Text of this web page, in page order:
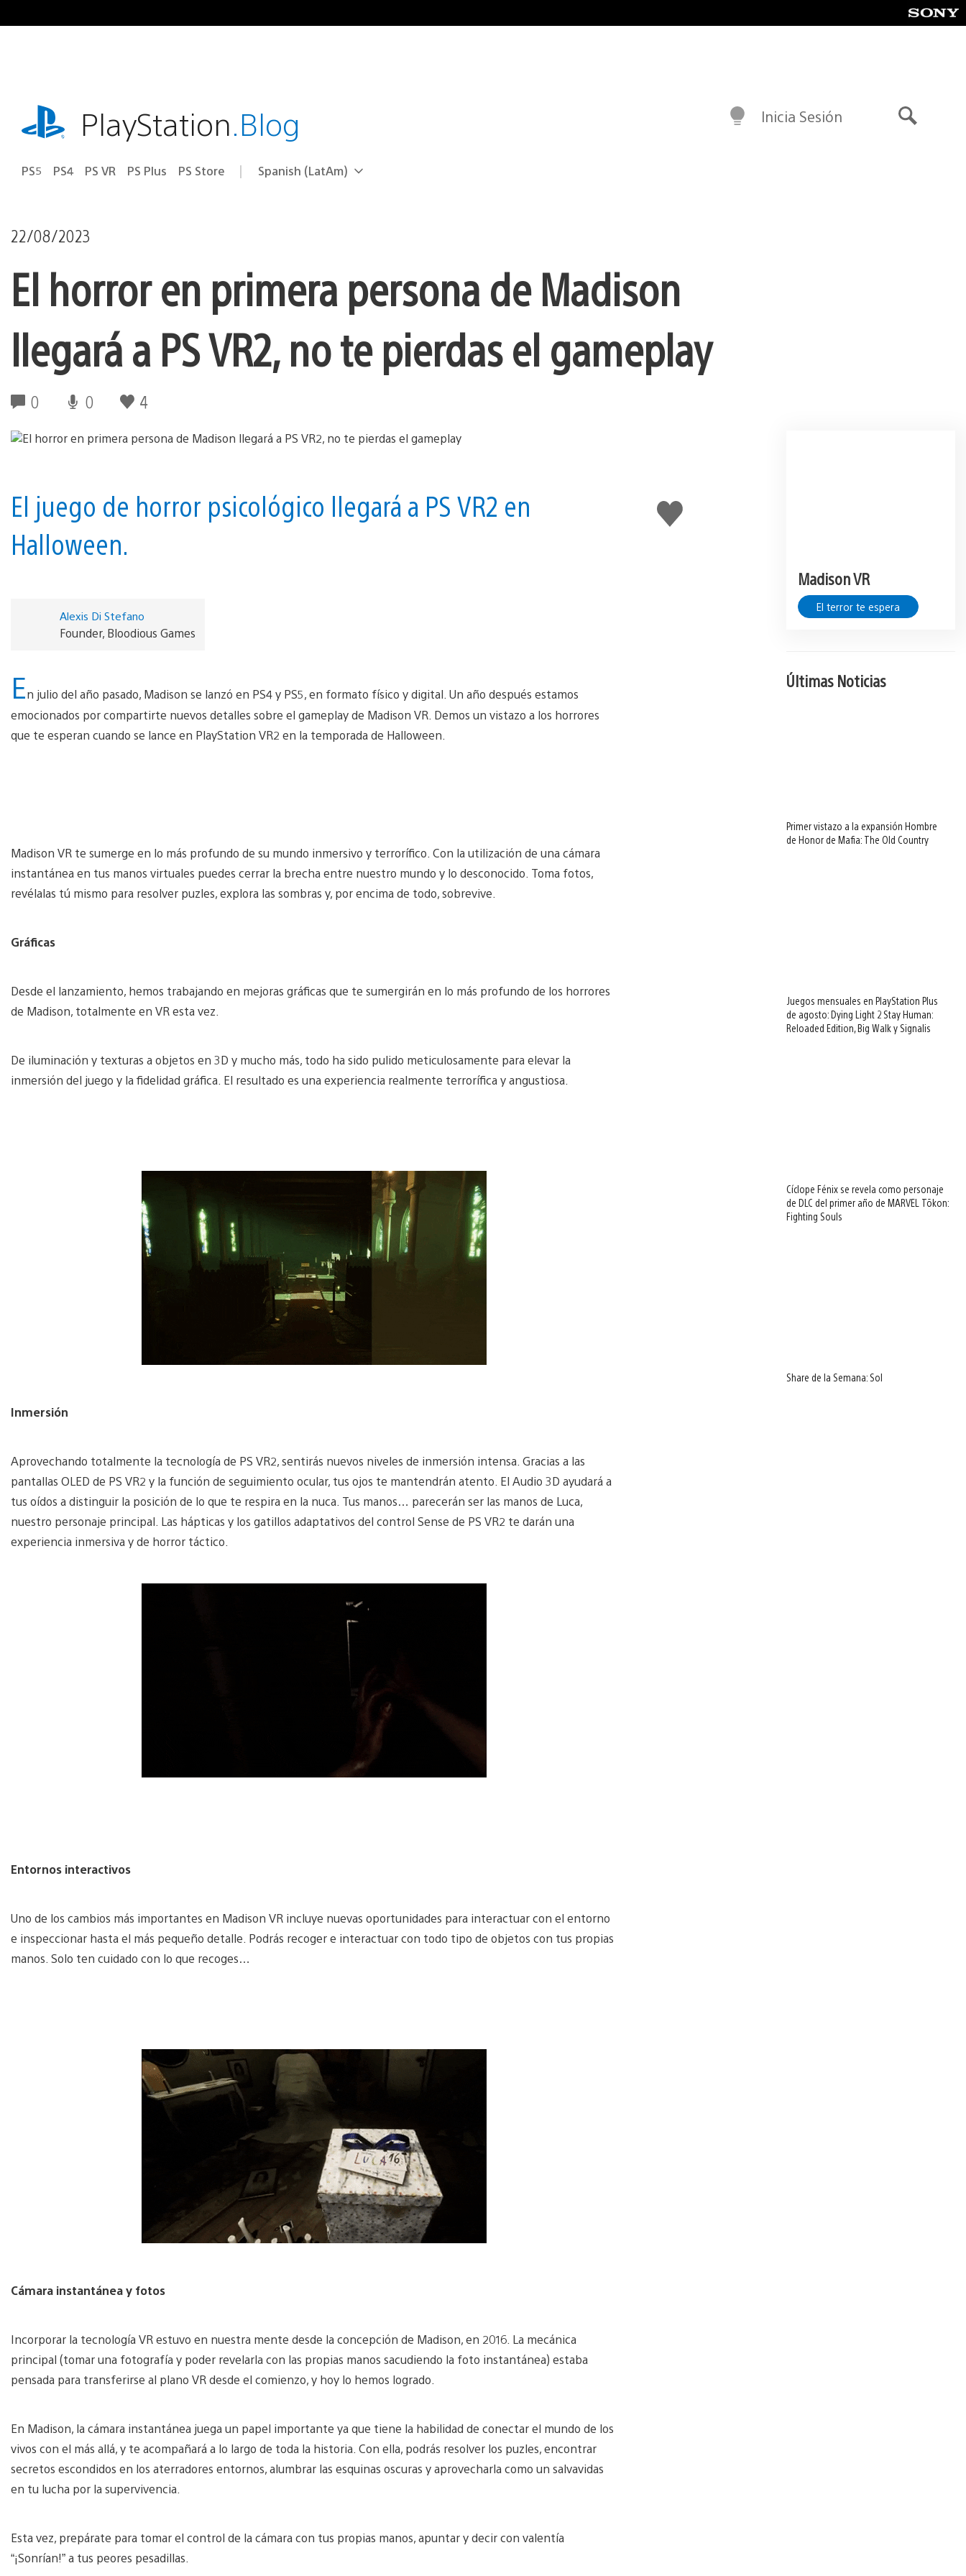
al
playstation.comPlayStation.Blog
PS5 PS4 PS VR PS Plus PS Store Elige
Región
Spanish (LatAm)
Inicia Sesión
22/08/2023
El horror en primera persona de Madison
llegará a PS VR2, no te pierdas el gameplay
0 0 4
Me
gusta
El juego de horror psicológico llegará a PS VR2 en
Halloween.
Alexis Di Stefano
Founder, Bloodious Games
En julio del año pasado, Madison se lanzó en PS4 y PS5, en formato físico y digital. Un año después estamos
emocionados por compartirte nuevos detalles sobre el gameplay de Madison VR. Demos un vistazo a los horrores
que te esperan cuando se lance en PlayStation VR2 en la temporada de Halloween.
Madison VR te sumerge en lo más profundo de su mundo inmersivo y terrorífico. Con la utilización de una cámara
instantánea en tus manos virtuales puedes cerrar la brecha entre nuestro mundo y lo desconocido. Toma fotos,
revélalas tú mismo para resolver puzles, explora las sombras y, por encima de todo, sobrevive.
Gráficas
Desde el lanzamiento, hemos trabajando en mejoras gráficas que te sumergirán en lo más profundo de los horrores
de Madison, totalmente en VR esta vez.
De iluminación y texturas a objetos en 3D y mucho más, todo ha sido pulido meticulosamente para elevar la
inmersión del juego y la fidelidad gráfica. El resultado es una experiencia realmente terrorífica y angustiosa.
Inmersión
Aprovechando totalmente la tecnología de PS VR2, sentirás nuevos niveles de inmersión intensa. Gracias a las
pantallas OLED de PS VR2 y la función de seguimiento ocular, tus ojos te mantendrán atento. El Audio 3D ayudará a
tus oídos a distinguir la posición de lo que te respira en la nuca. Tus manos… parecerán ser las manos de Luca,
nuestro personaje principal. Las hápticas y los gatillos adaptativos del control Sense de PS VR2 te darán una
experiencia inmersiva y de horror táctico.
Entornos interactivos
Uno de los cambios más importantes en Madison VR incluye nuevas oportunidades para interactuar con el entorno
e inspeccionar hasta el más pequeño detalle. Podrás recoger e interactuar con todo tipo de objetos con tus propias
manos. Solo ten cuidado con lo que recoges…
Cámara instantánea y fotos
Incorporar la tecnología VR estuvo en nuestra mente desde la concepción de Madison, en 2016. La mecánica
principal (tomar una fotografía y poder revelarla con las propias manos sacudiendo la foto instantánea) estaba
pensada para transferirse al plano VR desde el comienzo, y hoy lo hemos logrado.
En Madison, la cámara instantánea juega un papel importante ya que tiene la habilidad de conectar el mundo de los
vivos con el más allá, y te acompañará a lo largo de toda la historia. Con ella, podrás resolver los puzles, encontrar
secretos escondidos en los aterradores entornos, alumbrar las esquinas oscuras y aprovecharla como un salvavidas
en tu lucha por la supervivencia.
Esta vez, prepárate para tomar el control de la cámara con tus propias manos, apuntar y decir con valentía
“¡Sonrían!” a tus peores pesadillas.
Madison VR
El terror te espera
Últimas Noticias
Primer vistazo a la expansión Hombre
de Honor de Mafia: The Old Country
Juegos mensuales en PlayStation Plus
de agosto: Dying Light 2 Stay Human:
Reloaded Edition, Big Walk y Signalis
Cíclope Fénix se revela como personaje
de DLC del primer año de MARVEL Tōkon:
Fighting Souls
Share de la Semana: Sol